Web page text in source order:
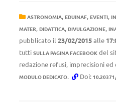
ASTRONOMIA, EDUINAF, EVENTI,
MATER, DIDATTICA, DIVULGAZIONE,
pubblicato il 23/02/2015alle
tutti SULLA PAGINA FACEBOOK del
redazione refusi, imprecisioni
MODULO DEDICATO. Doi: